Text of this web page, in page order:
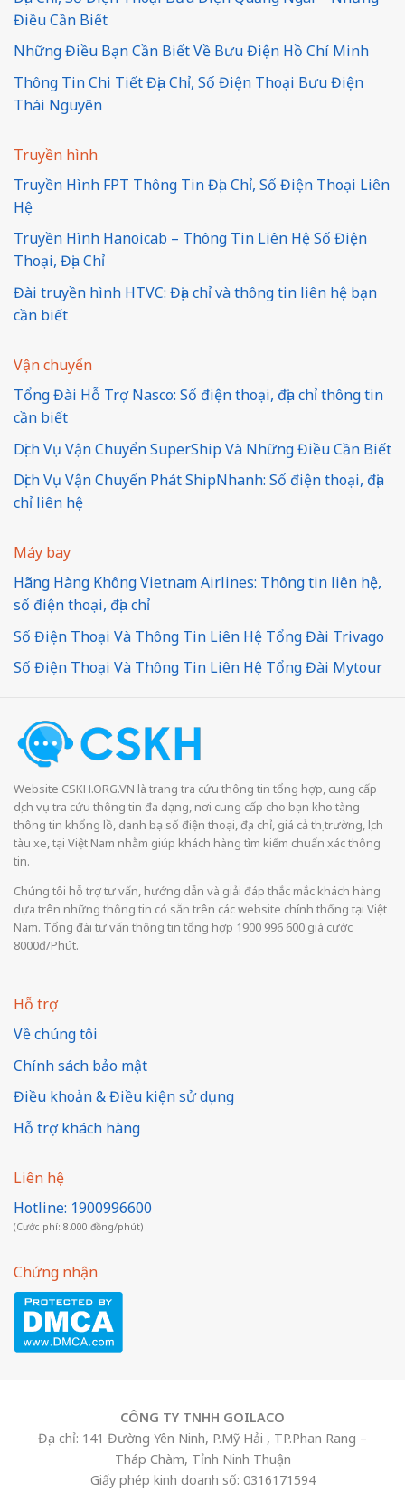
Điều Cần Biết
Những Điều Bạn Cần Biết Về Bưu Điện Hồ Chí Minh
Thông Tin Chi Tiết Địa Chỉ, Số Điện Thoại Bưu Điện
Thái Nguyên
Truyền hình
Truyền Hình FPT Thông Tin Địa Chỉ, Số Điện Thoại Liên
Hệ
Truyền Hình Hanoicab – Thông Tin Liên Hệ Số Điện
Thoại, Địa Chỉ
Đài truyền hình HTVC: Địa chỉ và thông tin liên hệ bạn
cần biết
Vận chuyển
Tổng Đài Hỗ Trợ Nasco: Số điện thoại, địa chỉ thông tin
cần biết
Dịch Vụ Vận Chuyển SuperShip Và Những Điều Cần Biết
Dịch Vụ Vận Chuyển Phát ShipNhanh: Số điện thoại, địa
chỉ liên hệ
Máy bay
Hãng Hàng Không Vietnam Airlines: Thông tin liên hệ,
số điện thoại, địa chỉ
Số Điện Thoại Và Thông Tin Liên Hệ Tổng Đài Trivago
Số Điện Thoại Và Thông Tin Liên Hệ Tổng Đài Mytour
Website CSKH.ORG.VN là trang tra cứu thông tin tổng hợp, cung cấp
dịch vụ tra cứu thông tin đa dạng, nơi cung cấp cho bạn kho tàng
thông tin khổng lồ, danh bạ số điện thoại, địa chỉ, giá cả thị trường, lịch
tàu xe, tại Việt Nam nhằm giúp khách hàng tìm kiếm chuẩn xác thông
tin.
Chúng tôi hỗ trợ tư vấn, hướng dẫn và giải đáp thắc mắc khách hàng
dựa trên những thông tin có sẵn trên các website chính thống tại Việt
Nam. Tổng đài tư vấn thông tin tổng hợp 1900 996 600 giá cước
8000đ/Phút.
Hỗ trợ
Về chúng tôi
Chính sách bảo mật
Điều khoản & Điều kiện sử dụng
Hỗ trợ khách hàng
Liên hệ
Hotline: 1900996600
(Cước phí: 8.000 đồng/phút)
Chứng nhận
CÔNG TY TNHH GOILACO
Địa chỉ: 141 Đường Yên Ninh, P.Mỹ Hải , TP.Phan Rang –
Tháp Chàm, Tỉnh Ninh Thuận
Giấy phép kinh doanh số: 0316171594